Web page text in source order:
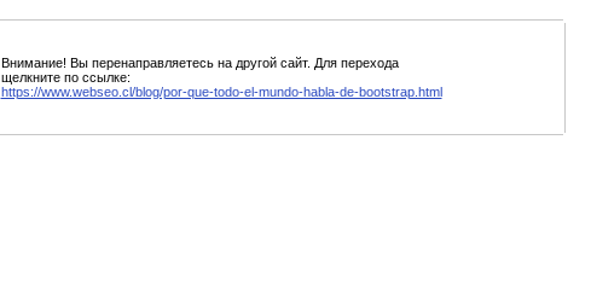
Внимание! Вы перенаправляетесь на другой сайт. Для перехода
щелкните по ссылке:
https://www.webseo.cl/blog/por-que-todo-el-mundo-habla-de-bootstrap.html